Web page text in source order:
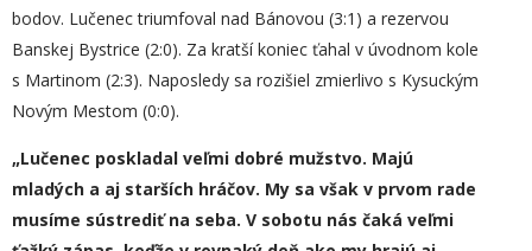
bodov. Lučenec triumfoval nad Bánovou (3:1) a rezervou
Banskej Bystrice (2:0). Za kratší koniec ťahal v úvodnom kole
s Martinom (2:3). Naposledy sa rozišiel zmierlivo s Kysuckým
Novým Mestom (0:0).
„Lučenec poskladal veľmi dobré mužstvo. Majú
mladých a aj starších hráčov. My sa však v prvom rade
musíme sústrediť na seba. V sobotu nás čaká veľmi